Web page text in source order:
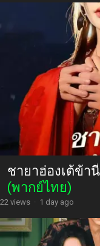
ชายาฮ่องเต้ข้า
(พากย์ไทย)
22 views · 1 day ago